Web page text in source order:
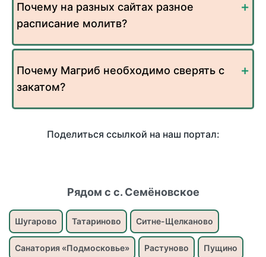
Почему на разных сайтах разное
расписание молитв?
Почему Магриб необходимо сверять с
закатом?
Поделиться ссылкой на наш портал:
Рядом с с. Семёновское
Шугарово Татариново Ситне-Щелканово
Санатория «Подмосковье» Растуново Пущино